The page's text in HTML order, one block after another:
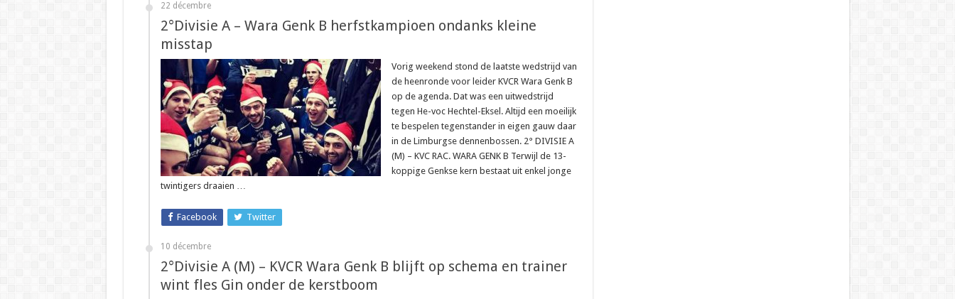
22 décembre
2°Divisie A – Wara Genk B herfstkampioen ondanks kleine
misstap
Vorig weekend stond de laatste wedstrijd van
de heenronde voor leider KVCR Wara Genk B
op de agenda. Dat was een uitwedstrijd
tegen He-voc Hechtel-Eksel. Altijd een moeilijk
te bespelen tegenstander in eigen gauw daar
in de Limburgse dennenbossen. 2° DIVISIE A
(M) – KVC RAC. WARA GENK B Terwijl de 13-
koppige Genkse kern bestaat uit enkel jonge
twintigers draaien …
Facebook Twitter
10 décembre
2°Divisie A (M) – KVCR Wara Genk B blijft op schema en trainer
wint fles Gin onder de kerstboom